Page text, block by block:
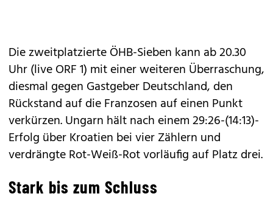
Die zweitplatzierte ÖHB-Sieben kann ab 20.30
Uhr (live ORF 1) mit einer weiteren Überraschung,
diesmal gegen Gastgeber Deutschland, den
Rückstand auf die Franzosen auf einen Punkt
verkürzen. Ungarn hält nach einem 29:26-(14:13)-
Erfolg über Kroatien bei vier Zählern und
verdrängte Rot-Weiß-Rot vorläufig auf Platz drei.
Stark bis zum Schluss